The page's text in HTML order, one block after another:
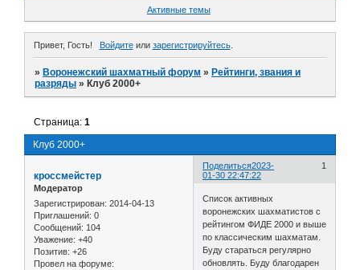
Активные темы
Привет, Гость! Войдитеили зарегистрируйтесь.
»Воронежский шахматный форум »Рейтинги, звания и
разряды »Клуб 2000+
Клуб 2000+
Страница:1
Поделиться 1
2023-
01-30 22:47:22
кроссмейстер
Модератор
Зарегистрирован: 2014-04-13
Приглашений: 0
Сообщений: 104
Уважение: +40
Позитив: +26
Провел на форуме:
Список активных
воронежских шахматистов с
рейтингом ФИДЕ 2000 и выше
по классическим шахматам.
Буду стараться регулярно
обновлять. Буду благодарен